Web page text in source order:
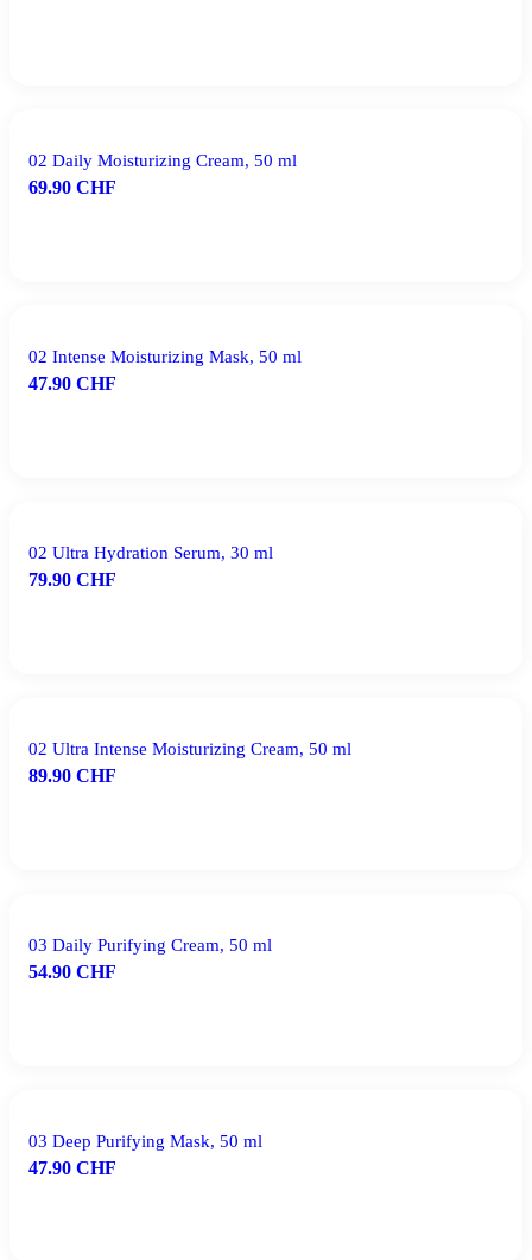
02 Daily Moisturizing Cream, 50 ml
69.90 CHF
02 Intense Moisturizing Mask, 50 ml
47.90 CHF
02 Ultra Hydration Serum, 30 ml
79.90 CHF
02 Ultra Intense Moisturizing Cream, 50 ml
89.90 CHF
03 Daily Purifying Cream, 50 ml
54.90 CHF
03 Deep Purifying Mask, 50 ml
47.90 CHF